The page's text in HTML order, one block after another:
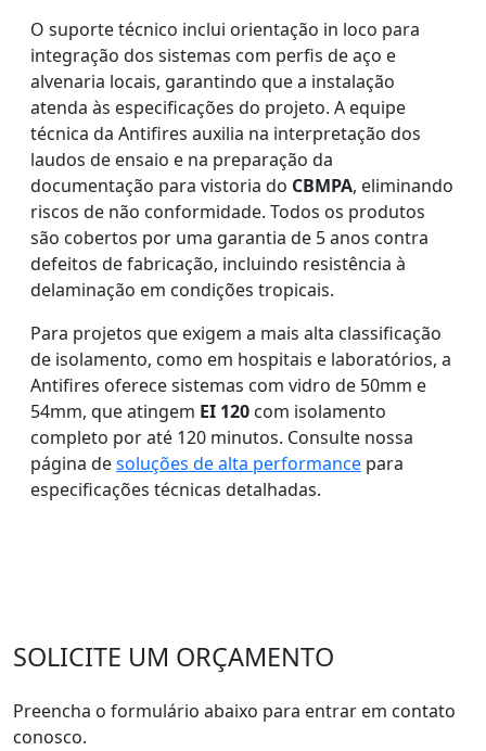
O suporte técnico inclui orientação in loco para
integração dos sistemas com perfis de aço e
alvenaria locais, garantindo que a instalação
atenda às especificações do projeto. A equipe
técnica da Antifires auxilia na interpretação dos
laudos de ensaio e na preparação da
documentação para vistoria do CBMPA, eliminando
riscos de não conformidade. Todos os produtos
são cobertos por uma garantia de 5 anos contra
defeitos de fabricação, incluindo resistência à
delaminação em condições tropicais.
Para projetos que exigem a mais alta classificação
de isolamento, como em hospitais e laboratórios, a
Antifires oferece sistemas com vidro de 50mm e
54mm, que atingem EI 120 com isolamento
completo por até 120 minutos. Consulte nossa
página desoluções de alta performance para
especificações técnicas detalhadas.
SOLICITE UM ORÇAMENTO
Preencha o formulário abaixo para entrar em contato
conosco.